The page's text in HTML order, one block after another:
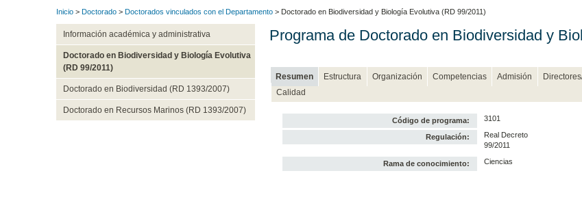
Inicio > Doctorado > Doctorados vinculados con el Departamento > Doctorado en Biodiversidad y Biología Evolutiva (RD 99/2011)
Información académica y administrativa
Doctorado en Biodiversidad y Biología Evolutiva
(RD 99/2011)
Doctorado en Biodiversidad (RD 1393/2007)
Doctorado en Recursos Marinos (RD 1393/2007)
Programa de Doctorado en Biodiversidad y
Resumen Estructura Organización Competencias Admisión
Calidad
Código de programa: 3101
Regulación:
Real Decreto
99/2011
Rama de conocimiento: Ciencias